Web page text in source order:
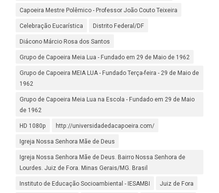
Capoeira Mestre Polêmico - Professor João Couto Teixeira
Celebração Eucarística Distrito Federal/DF
Diácono Márcio Rosa dos Santos
Grupo de Capoeira Meia Lua - Fundado em 29 de Maio de 1962
Grupo de Capoeira MEIA LUA - Fundado Terça-feira - 29 de Maio de
1962
Grupo de Capoeira Meia Lua na Escola - Fundado em 29 de Maio
de 1962
HD 1080p http://universidadedacapoeira.com/
Igreja Nossa Senhora Mãe de Deus
Igreja Nossa Senhora Mãe de Deus. Bairro Nossa Senhora de
Lourdes. Juiz de Fora. Minas Gerais/MG. Brasil
Instituto de Educação Socioambiental - IESAMBI Juiz de Fora